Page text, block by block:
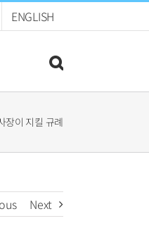
ENGLISH
장이 지킬 규례
Next